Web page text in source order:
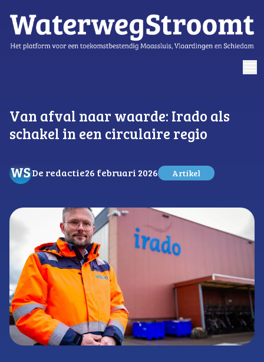
Van afval naar waarde: Irado als
schakel in een circulaire regio
De redactie26 februari 2026 Artikel